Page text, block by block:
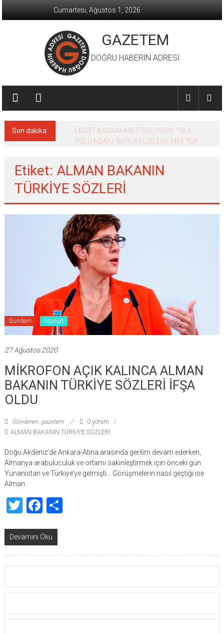
Cumartesi, Ağustos 1, 2026
GAZETEM
DOĞRU HABERİN ADRESİ
Son dakika:
MACİT KARAAHMETOĞLU’DAN ‘SILA
YOLU’NDAKİ ’BÜYÜKELÇİLERE MEKTUP
Etiket: ALMAN BAKANIN
TÜRKİYE SÖZLERİ
Gündem Manşet
27 Ağustos 2020
MİKROFON AÇIK KALINCA ALMAN
BAKANIN TÜRKİYE SÖZLERİ İFŞA
OLDU
Gönderen: gazetem
0 yorum
ALMAN BAKANIN TÜRKİYE SÖZLERİ
Doğu Akdeniz’de Ankara-Atina arasında gerilim devam ederken,
Almanya arabuluculuk ve ortamı sakinleştirmek için önceki gün
Yunanistan ve Türkiye’ye gelmişti… Görüşmelerin nasıl geçtiği ise
Alman
TwitterFacebook
Share
Devamını Oku